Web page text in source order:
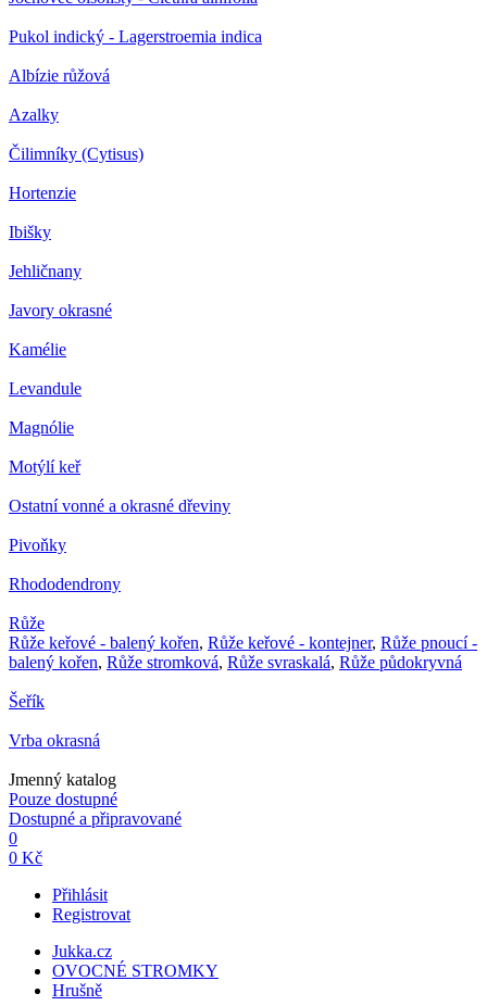
Pukol indický - Lagerstroemia indica
Albízie růžová
Azalky
Čilimníky (Cytisus)
Hortenzie
Ibišky
Jehličnany
Javory okrasné
Kamélie
Levandule
Magnólie
Motýlí keř
Ostatní vonné a okrasné dřeviny
Pivoňky
Rhododendrony
Růže
Růže keřové - balený kořen, Růže keřové - kontejner, Růže pnoucí -
balený kořen, Růže stromková, Růže svraskalá, Růže půdokryvná
Šeřík
Vrba okrasná
Jmenný katalog
Pouze dostupné
Dostupné a připravované
0
0 Kč
Přihlásit
Registrovat
Jukka.cz
OVOCNÉ STROMKY
Hrušně